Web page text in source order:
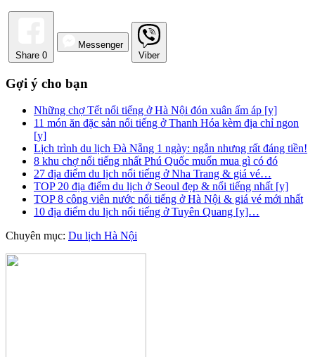
Share 0
Messenger
Viber
Gợi ý cho bạn
Những chợ Tết nổi tiếng ở Hà Nội đón xuân ấm áp [y]
11 món ăn đặc sản nổi tiếng ở Thanh Hóa kèm địa chỉ ngon
[y]
Lịch trình du lịch Đà Nẵng 1 ngày: ngắn nhưng rất đáng tiền!
8 khu chợ nổi tiếng nhất Phú Quốc muốn mua gì có đó
27 địa điểm du lịch nổi tiếng ở Nha Trang & giá vé…
TOP 20 địa điểm du lịch ở Seoul đẹp & nổi tiếng nhất [y]
TOP 8 công viên nước nổi tiếng ở Hà Nội & giá vé mới nhất
10 địa điểm du lịch nổi tiếng ở Tuyên Quang [y]…
Chuyên mục: Du lịch Hà Nội